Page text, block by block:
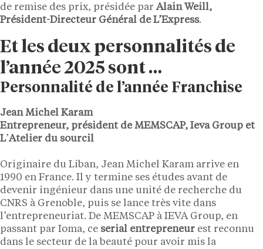
de remise des prix, présidée par Alain Weill,
Président-Directeur Général de L’Express.
Et les deux personnalités de
l’année 2025 sont …
Personnalité de l’année Franchise
Jean Michel Karam
Entrepreneur, président de MEMSCAP, Ieva Group et
L’Atelier du sourcil
Originaire du Liban, Jean Michel Karam arrive en
1990 en France. Il y termine ses études avant de
devenir ingénieur dans une unité de recherche du
CNRS à Grenoble, puis se lance très vite dans
l’entrepreneuriat. De MEMSCAP à IEVA Group, en
passant par Ioma, ce serial entrepreneur est reconnu
dans le secteur de la beauté pour avoir mis la